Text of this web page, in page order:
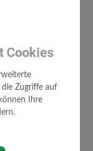
Cookies
Zugriffe auf
Ihre